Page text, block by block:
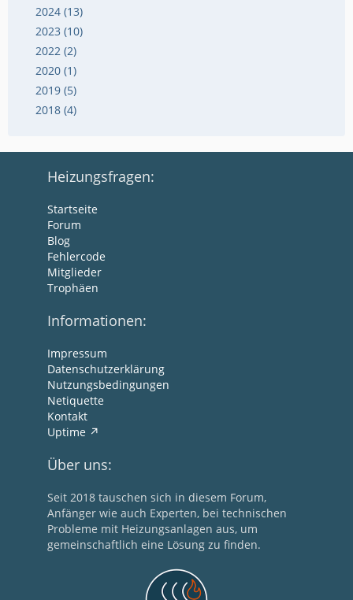
2024 (13)
2023 (10)
2022 (2)
2020 (1)
2019 (5)
2018 (4)
Heizungsfragen:
Startseite
Forum
Blog
Fehlercode
Mitglieder
Trophäen
Informationen:
Impressum
Datenschutzerklärung
Nutzungsbedingungen
Netiquette
Kontakt
Uptime
Über uns:
Seit 2018 tauschen sich in diesem Forum,
Anfänger wie auch Experten, bei technischen
Probleme mit Heizungsanlagen aus, um
gemeinschaftlich eine Lösung zu finden.